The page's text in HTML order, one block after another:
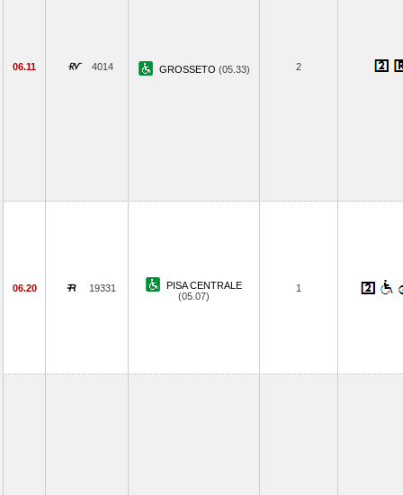
06.11 4014 GROSSETO (05.33) 2
06.20 19331
PISA CENTRALE
(05.07)
1